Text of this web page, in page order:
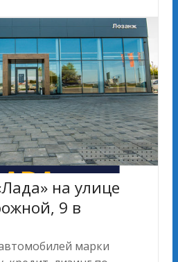
на улице
9 в
марки